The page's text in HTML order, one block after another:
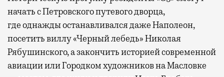
начать с Петровского путевого дворца,
гдеоднажды останавливался даже Наполеон,
посетить виллу «Черный лебедь» Николая
Рябушинского, а закончить историей современной
авиации или Городком художников на Масловке